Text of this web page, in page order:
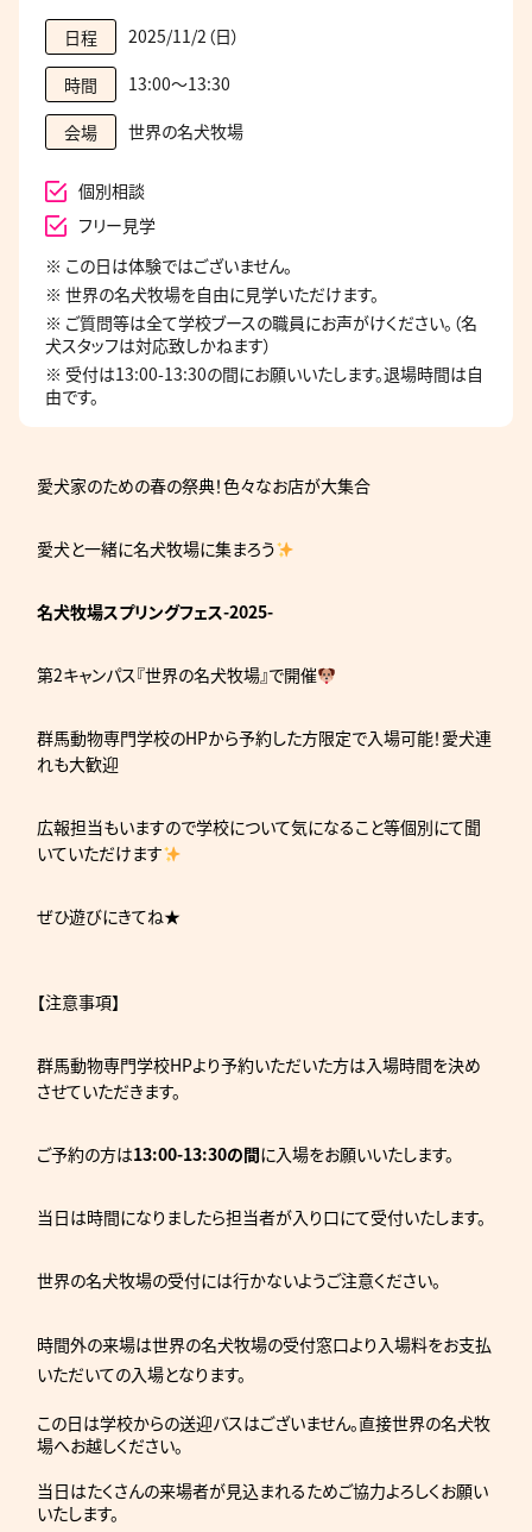
日程 2025/11/2（日）
時間 13:00～13:30
会場 世界の名犬牧場
個別相談
フリー見学
※ この日は体験ではございません。
※ 世界の名犬牧場を自由に見学いただけます。
※ ご質問等は全て学校ブースの職員にお声がけください。（名
犬スタッフは対応致しかねます）
※ 受付は13:00-13:30の間にお願いいたします。退場時間は自
由です。
愛犬家のための春の祭典！色々なお店が大集合
愛犬と一緒に名犬牧場に集まろう
名犬牧場スプリングフェス-2025-
第2キャンパス『世界の名犬牧場』で開催
群馬動物専門学校のHPから予約した方限定で入場可能！愛犬連
れも大歓迎
広報担当もいますので学校について気になること等個別にて聞
いていただけます
ぜひ遊びにきてね★
【注意事項】
群馬動物専門学校HPより予約いただいた方は入場時間を決め
させていただきます。
ご予約の方は13:00-13:30の間に入場をお願いいたします。
当日は時間になりましたら担当者が入り口にて受付いたします。
世界の名犬牧場の受付には行かないようご注意ください。
時間外の来場は世界の名犬牧場の受付窓口より入場料をお支払
いただいての入場となります。
この日は学校からの送迎バスはございません。直接世界の名犬牧
場へお越しください。
当日はたくさんの来場者が見込まれるためご協力よろしくお願い
いたします。